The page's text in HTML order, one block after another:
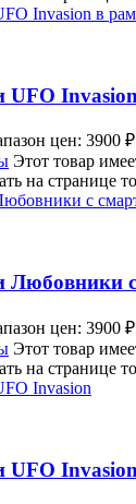
UFO
цен: 3900
Этот товар
на странице
Любовники
цен: 3900
Этот товар
на странице
UFO Invasion